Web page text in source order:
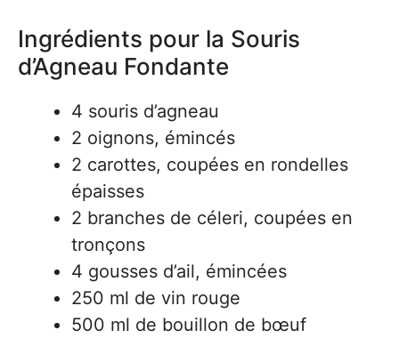
Ingrédients pour la Souris
d’Agneau Fondante
4 souris d’agneau
2 oignons, émincés
2 carottes, coupées en rondelles
épaisses
2 branches de céleri, coupées en
tronçons
4 gousses d’ail, émincées
250 ml de vin rouge
500 ml de bouillon de bœuf